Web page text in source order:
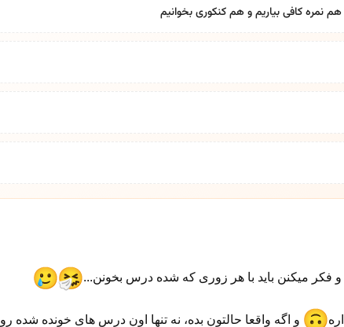
نمره کافی بیاریم و هم کنکوری بخوانیم
و فکر میکنن باید با هر زوری که شده درس بخونن...
و اگه واقعا حالتون بده، نه تنها اون درس های خونده شده رو